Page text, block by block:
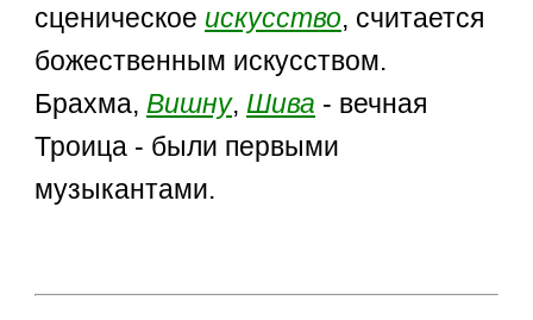
сценическое искусство, считается
божественным искусством.
Брахма, Вишну, Шива - вечная
Троица - были первыми
музыкантами.